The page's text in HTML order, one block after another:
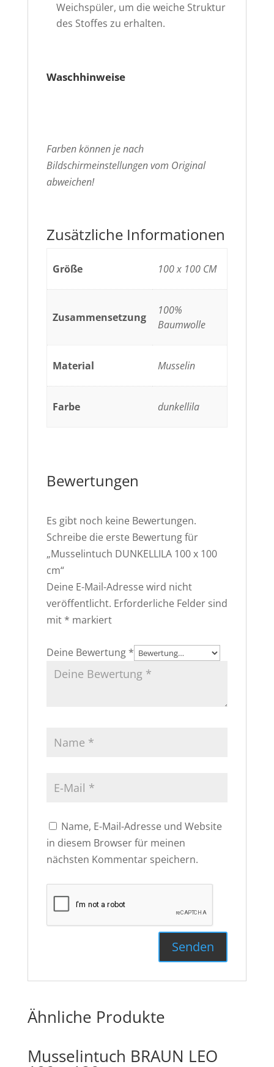
Weichspüler, um die weiche Struktur
des Stoffes zu erhalten.
Waschhinweise
Farben können je nach
Bildschirmeinstellungen vom Original
abweichen!
Zusätzliche Informationen
Größe 100 x 100 CM
Zusammensetzung
100%
Baumwolle
Material Musselin
Farbe dunkellila
Bewertungen
Es gibt noch keine Bewertungen.
Schreibe die erste Bewertung für
„Musselintuch DUNKELLILA 100 x 100
cm“
Deine E-Mail-Adresse wird nicht
veröffentlicht. Erforderliche Felder sind
mit * markiert
Deine Bewertung *
Name, E-Mail-Adresse und Website
in diesem Browser für meinen
nächsten Kommentar speichern.
Ähnliche Produkte
Musselintuch BRAUN LEO